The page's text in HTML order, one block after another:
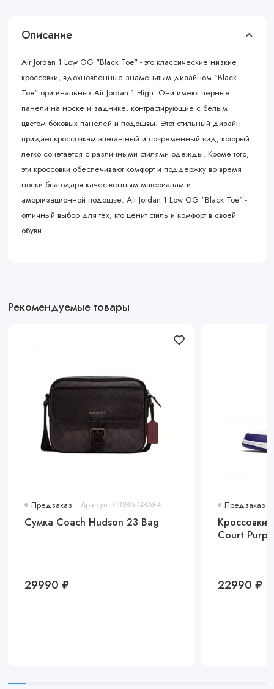
Описание
Air Jordan 1 Low OG "Black Toe" - это классические низкие
кроссовки, вдохновленные знаменитым дизайном "Black
Toe" оригинальных Air Jordan 1 High. Они имеют черные
панели на носке и заднике, контрастирующие с белым
цветом боковых панелей и подошвы. Этот стильный дизайн
придает кроссовкам элегантный и современный вид, который
легко сочетается с различными стилями одежды. Кроме того,
эти кроссовки обеспечивают комфорт и поддержку во время
носки благодаря качественным материалам и
амортизационной подошве. Air Jordan 1 Low OG "Black Toe" -
отличный выбор для тех, кто ценит стиль и комфорт в своей
обуви.
Рекомендуемые товары
Предзаказ Артикул: CR386-QBAE4
Сумка Coach Hudson 23 Bag
29990 ₽
Предзаказ
Кроссовки
Court
22990 ₽